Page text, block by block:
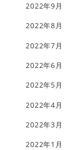
2022年9月
2022年8月
2022年7月
2022年6月
2022年5月
2022年4月
2022年3月
2022年1月